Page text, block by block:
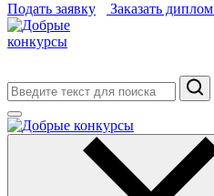
Подать заявку
Заказать диплом
Поиск